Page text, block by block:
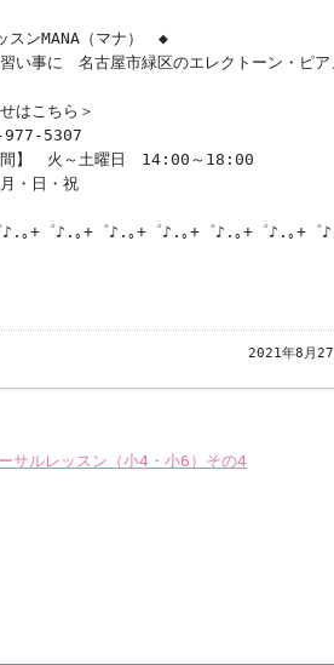
ンMANA（マナ） ◆
に 名古屋市緑区のエレクトーン・ピア
はこちら＞
977-5307
間】 火～土曜日 14:00～18:00
・日・祝
♪.｡+゜♪.｡+゜♪.｡+゜♪.｡+゜♪.｡+゜♪.｡+゜
2021年8月
サルレッスン（小4・小6）その4